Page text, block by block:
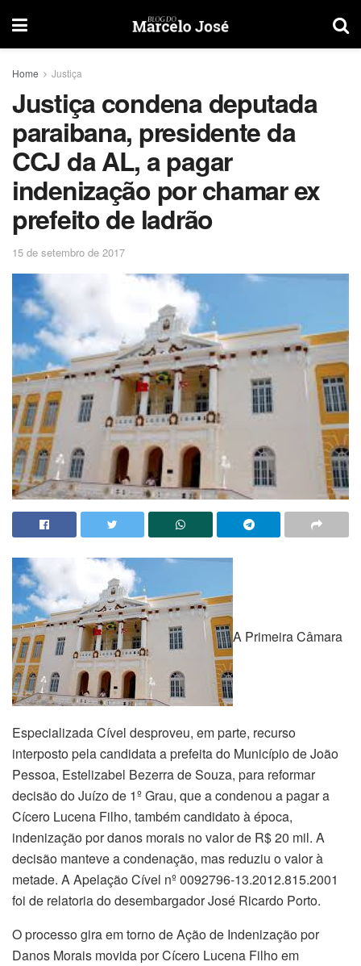
Home Justiça
Justiça condena deputada
paraibana, presidente da
CCJ da AL, a pagar
indenização por chamar ex
prefeito de ladrão
15 de setembro de 2017
A Primeira Câmara
Especializada Cível desproveu, em parte, recurso
interposto pela candidata a prefeita do Município de João
Pessoa, Estelizabel Bezerra de Souza, para reformar
decisão do Juízo de 1º Grau, que a condenou a pagar a
Cícero Lucena Filho, também candidato à época,
indenização por danos morais no valor de R$ 20 mil. A
decisão manteve a condenação, mas reduziu o valor à
metade. A Apelação Cível nº 0092796-13.2012.815.2001
foi de relatoria do desembargador José Ricardo Porto.
O processo gira em torno de Ação de Indenização por
Danos Morais movida por Cícero Lucena Filho em